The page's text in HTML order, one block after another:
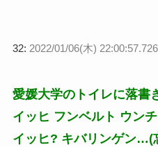
32: 2022/01/06(木)
愛媛大学のトイレに落書
イッヒ フンベルト ウン
イッヒ? キバリンゲン…(